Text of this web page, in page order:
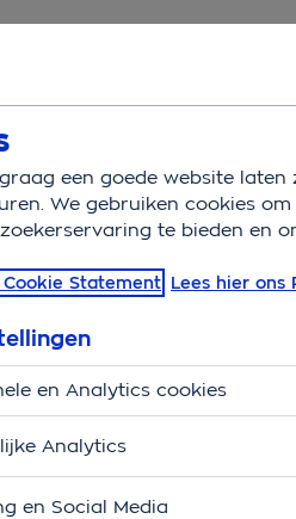
Mijn OHRA
Let er dan op dat je met de
op je internationaal
(voorheen de groene
een goede website laten
We gebruiken cookies
te bieden en
Cookie Statement Lees hier ons
en Analytics cookies
Analytics
en Social Media